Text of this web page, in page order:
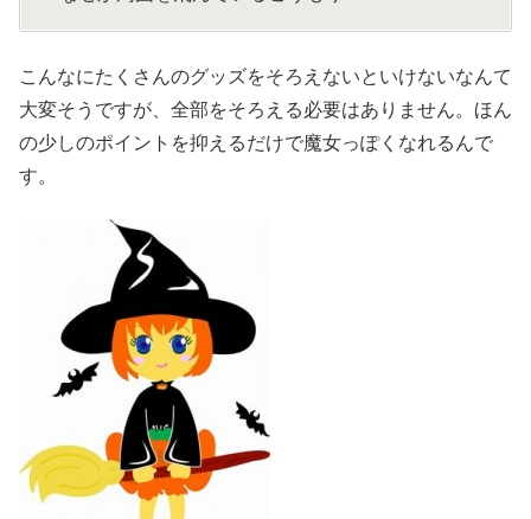
こんなにたくさんのグッズをそろえないといけないなんて
大変そうですが、全部をそろえる必要はありません。ほん
の少しのポイントを抑えるだけで魔女っぽくなれるんで
す。